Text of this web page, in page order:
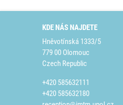
KDE NÁS NAJDETE
Hněvotínská 1333/5
779 00 Olomouc
Czech Republic
+420 585632111
+420 585632180